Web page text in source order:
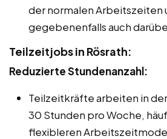
der normalen Arbeitszeiten
gegebenenfalls auch
Teilzeitjobs in Rösrath:
Reduzierte Stundenanzahl:
Teilzeitkräfte arbeiten in
30 Stunden pro Woche,
flexibleren